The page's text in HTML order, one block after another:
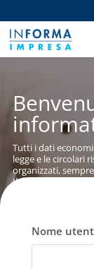
Tutti i dati
legge e le circolari
organizzati,
Il posto dove trovi
Nome